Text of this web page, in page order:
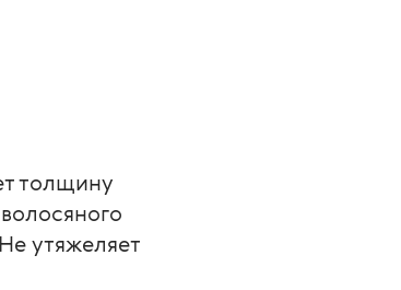
толщину
утяжеляет